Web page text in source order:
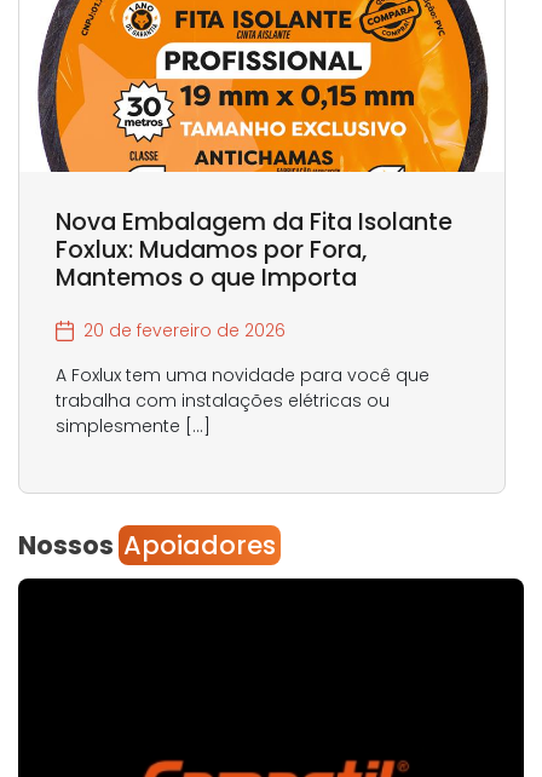
Nova Embalagem da Fita Isolante
Foxlux: Mudamos por Fora,
Mantemos o que Importa
20 de fevereiro de 2026
A Foxlux tem uma novidade para você que
trabalha com instalações elétricas ou
simplesmente […]
Nossos Apoiadores